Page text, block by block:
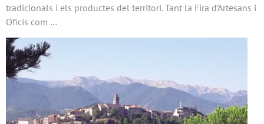
tradicionals i els productes del territori. Tant la Fira d’Artesans i
Oficis com …